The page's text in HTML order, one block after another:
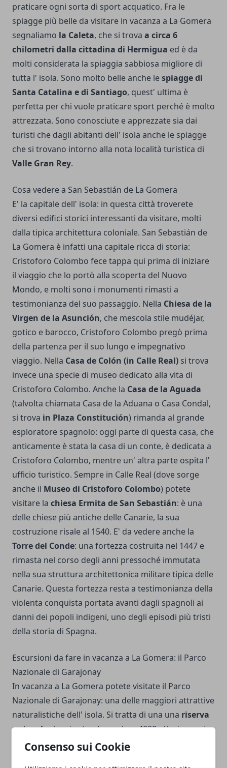
Consenso sui Cookie
praticare ogni sorta di sport acquatico. Fra le
spiagge più belle da visitare in vacanza a La Gomera
segnaliamo la Caleta, che si trova a circa 6
chilometri dalla cittadina di Hermigua ed è da
molti considerata la spiaggia sabbiosa migliore di
tutta l' isola. Sono molto belle anche lespiagge di
Santa Catalina e di Santiago, quest' ultima è
perfetta per chi vuole praticare sport perché è molto
attrezzata. Sono conosciute e apprezzate sia dai
turisti che dagli abitanti dell' isola anche le spiagge
che si trovano intorno alla nota località turistica di
Valle Gran Rey.
Cosa vedere a San Sebastián de La Gomera
E' la capitale dell' isola: in questa città troverete
diversi edifici storici interessanti da visitare, molti
dalla tipica architettura coloniale. San Sebastián de
La Gomera è infatti una capitale ricca di storia:
Cristoforo Colombo fece tappa qui prima di iniziare
il viaggio che lo portò alla scoperta del Nuovo
Mondo, e molti sono i monumenti rimasti a
testimonianza del suo passaggio. Nella Chiesa de la
Virgen de la Asunción, che mescola stile mudéjar,
gotico e barocco, Cristoforo Colombo pregò prima
della partenza per il suo lungo e impegnativo
viaggio. Nella Casa de Colón (in Calle Real) si trova
invece una specie di museo dedicato alla vita di
Cristoforo Colombo. Anche la Casa de la Aguada
(talvolta chiamata Casa de la Aduana o Casa Condal,
si trova in Plaza Constitución) rimanda al grande
esploratore spagnolo: oggi parte di questa casa, che
anticamente è stata la casa di un conte, è dedicata a
Cristoforo Colombo, mentre un' altra parte ospita l'
ufficio turistico. Sempre in Calle Real (dove sorge
anche il Museo di Cristoforo Colombo) potete
visitare la chiesa Ermita de San Sebastián: è una
delle chiese più antiche delle Canarie, la sua
costruzione risale al 1540. E' da vedere anche la
Torre del Conde: una fortezza costruita nel 1447 e
rimasta nel corso degli anni pressoché immutata
nella sua struttura architettonica militare tipica delle
Canarie. Questa fortezza resta a testimonianza della
violenta conquista portata avanti dagli spagnoli ai
danni dei popoli indigeni, uno degli episodi più tristi
della storia di Spagna.
Escursioni da fare in vacanza a La Gomera: il Parco
Nazionale di Garajonay
In vacanza a La Gomera potete visitate il Parco
Nazionale di Garajonay: una delle maggiori attrattive
naturalistiche dell' isola. Si tratta di una una riserva
naturaleche si estende per ben 4000 ettari proprio
nel cuore di La Gomera. Questa lussureggiante